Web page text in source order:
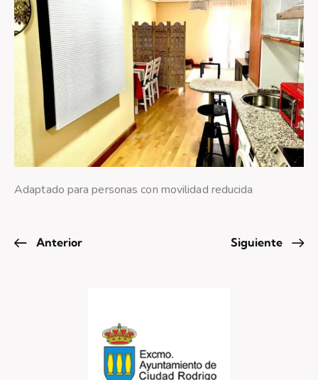
Adaptado para personas con movilidad reducida
Anterior Siguiente